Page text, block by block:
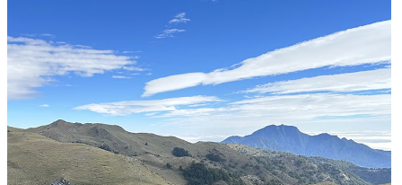
どんな状況にも対応する全天候
SLEEPING PADS
最軽量のスリーピングパッド
REPAIR PARTS
補修用パッチとバックパック